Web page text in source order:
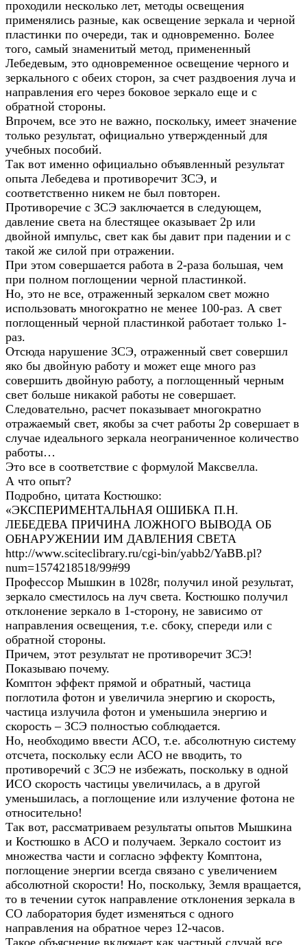
проходили несколько лет, методы освещения
применялись разные, как освещение зеркала и черной
пластинки по очереди, так и одновременно. Более
того, самый знаменитый метод, примененный
Лебедевым, это одновременное освещение черного и
зеркального с обеих сторон, за счет раздвоения луча и
направления его через боковое зеркало еще и с
обратной стороны.
Впрочем, все это не важно, поскольку, имеет значение
только результат, официально утвержденный для
учебных пособий.
Так вот именно официально объявленный результат
опыта Лебедева и противоречит ЗСЭ, и
соответственно никем не был повторен.
Противоречие с ЗСЭ заключается в следующем,
давление света на блестящее оказывает 2р или
двойной импульс, свет как бы давит при падении и с
такой же силой при отражении.
При этом совершается работа в 2-раза большая, чем
при полном поглощении черной пластинкой.
Но, это не все, отраженный зеркалом свет можно
использовать многократно не менее 100-раз. А свет
поглощенный черной пластинкой работает только 1-
раз.
Отсюда нарушение ЗСЭ, отраженный свет совершил
яко бы двойную работу и может еще много раз
совершить двойную работу, а поглощенный черным
свет больше никакой работы не совершает.
Следовательно, расчет показывает многократно
отражаемый свет, якобы за счет работы 2р совершает в
случае идеального зеркала неограниченное количество
работы…
Это все в соответствие с формулой Максвелла.
А что опыт?
Подробно, цитата Костюшко:
«ЭКСПЕРИМЕНТАЛЬНАЯ ОШИБКА П.Н.
ЛЕБЕДЕВА ПРИЧИНА ЛОЖНОГО ВЫВОДА ОБ
ОБНАРУЖЕНИИ ИМ ДАВЛЕНИЯ СВЕТА
http://www.sciteclibrary.ru/cgi-bin/yabb2/YaBB.pl?
num=1574218518/99#99
Профессор Мышкин в 1028г, получил иной результат,
зеркало сместилось на луч света. Костюшко получил
отклонение зеркало в 1-сторону, не зависимо от
направления освещения, т.е. сбоку, спереди или с
обратной стороны.
Причем, этот результат не противоречит ЗСЭ!
Показываю почему.
Комптон эффект прямой и обратный, частица
поглотила фотон и увеличила энергию и скорость,
частица излучила фотон и уменьшила энергию и
скорость – ЗСЭ полностью соблюдается.
Но, необходимо ввести АСО, т.е. абсолютную систему
отсчета, поскольку если АСО не вводить, то
противоречий с ЗСЭ не избежать, поскольку в одной
ИСО скорость частицы увеличилась, а в другой
уменьшилась, а поглощение или излучение фотона не
относительно!
Так вот, рассматриваем результаты опытов Мышкина
и Костюшко в АСО и получаем. Зеркало состоит из
множества части и согласно эффекту Комптона,
поглощение энергии всегда связано с увеличением
абсолютной скорости! Но, поскольку, Земля вращается,
то в течении суток направление отклонения зеркала в
СО лаборатория будет изменяться с одного
направления на обратное через 12-часов.
Такое объяснение включает как частный случай все